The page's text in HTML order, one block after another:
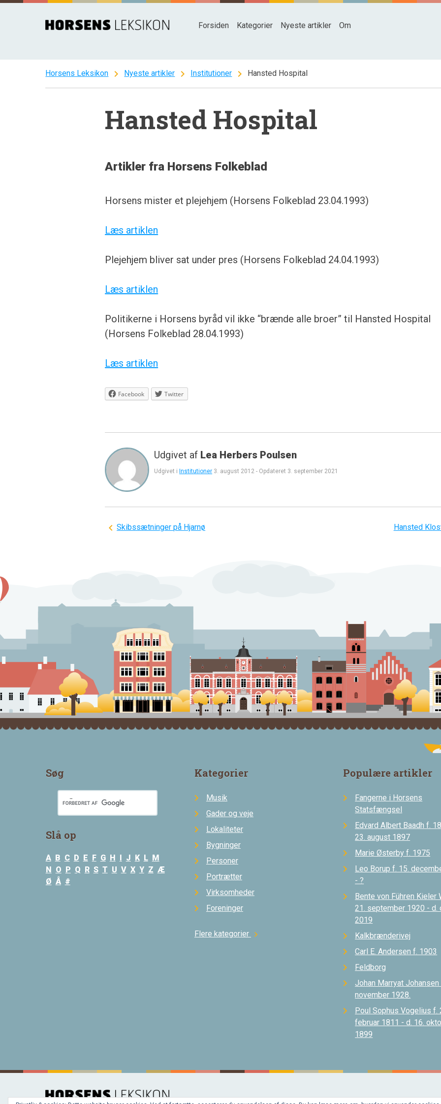
Spring
Forsiden Kategorier Nyeste artikler Om
Horsens Leksikon chevron_right Nyeste artikler chevron_right Institutioner chevron_right Hansted Hospital
Hansted Hospital
Artikler fra Horsens Folkeblad
Horsens mister et plejehjem (Horsens Folkeblad 23.04.1993)
Læs artiklen
Plejehjem bliver sat under pres (Horsens Folkeblad 24.04.1993)
Læs artiklen
Politikerne i Horsens byråd vil ikke “brænde alle broer” til Hansted Hospital
(Horsens Folkeblad 28.04.1993)
Læs artiklen
Facebook Twitter
Udgivet af Lea Herbers Poulsen
Udgivet iInstitutioner 3. august 2012 - Opdateret 3. september 2021
Indlægsnavigation
Skibssætninger på Hjarnø Hansted
Søg
Slå op
A B C D E F G H I J K L M
N O P Q R S T U V X Y Z Æ
Ø Å #
Kategorier
Musik
Gader og veje
Lokaliteter
Bygninger
Personer
Portrætter
Virksomheder
Foreninger
Flere kategorier chevron_right
Populære artikler
Fangerne i Horsens
Statsfængsel
Edvard Albert Baadh f.
23. august 1897
Marie Østerby f. 1975
Leo Borup f. 15.
- ?
Bente von Führen Kieler
21. september 1920 - d.
2019
Kalkbrænderivej
Carl E. Andersen f. 1903
Feldborg
Johan Marryat Johansen
november 1928.
Poul Sophus Vogelius f.
februar 1811 - d. 16.
1899